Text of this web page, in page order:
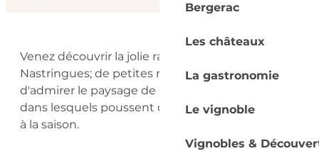
Bergerac
Les châteaux
La gastronomie
Le vignoble
Vignobles &
Description
Venez découvrir la jolie randonnée de
Nastringues; de petites montées permettent
d'admirer le paysage de prairies, vignes et bois
dans lesquels poussent quelques champignons
à la saison.